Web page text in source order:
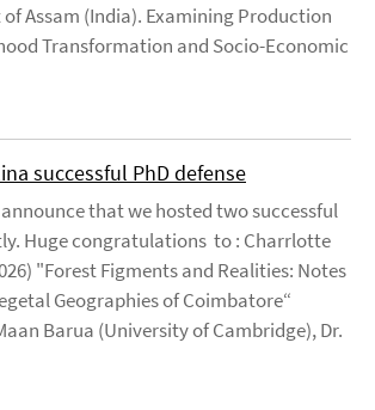
Assam (India). Examining Production
Transformation and Socio-Economic
successful PhD defense
that we hosted two successful
Huge congratulations to : Charrlotte
"Forest Figments and Realities: Notes
Geographies of Coimbatore“
Barua (University of Cambridge), Dr.